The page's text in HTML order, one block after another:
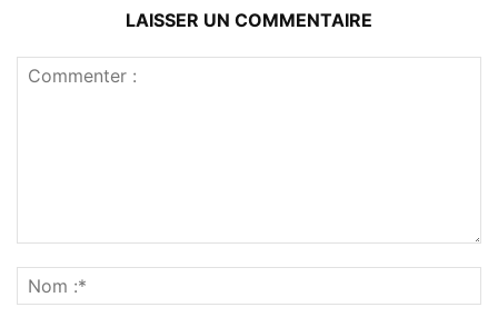
LAISSER UN COMMENTAIRE